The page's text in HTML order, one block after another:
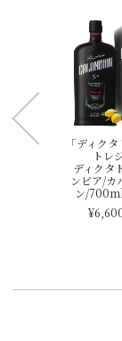
「ディク
トレ
ディクタ
ンビア/カ
ン/